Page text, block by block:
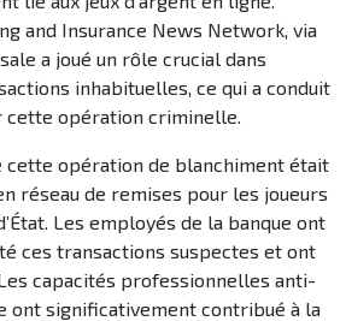
and Insurance News Network, via
a joué un rôle crucial dans
inhabituelles, ce qui a conduit
cette opération criminelle.
cette opération de blanchiment était
réseau de remises pour les joueurs
Les employés de la banque ont
ces transactions suspectes et ont
capacités professionnelles anti-
ont significativement contribué à la